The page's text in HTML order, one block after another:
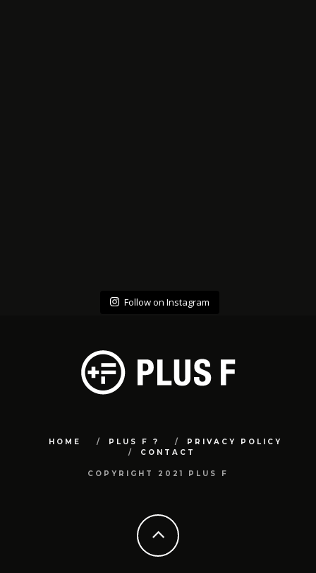
Follow on Instagram
HOME PLUS F ?
PRIVACY POLICY
CONTACT
COPYRIGHT 2021 PLUS F